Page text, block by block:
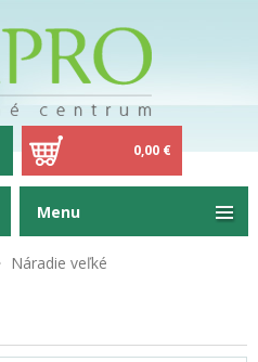
0,00 €
Náradie veľké
Menu